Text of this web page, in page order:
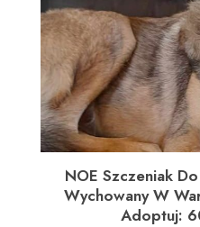
NOE Szczeniak
Wychowany W
Adoptuj: